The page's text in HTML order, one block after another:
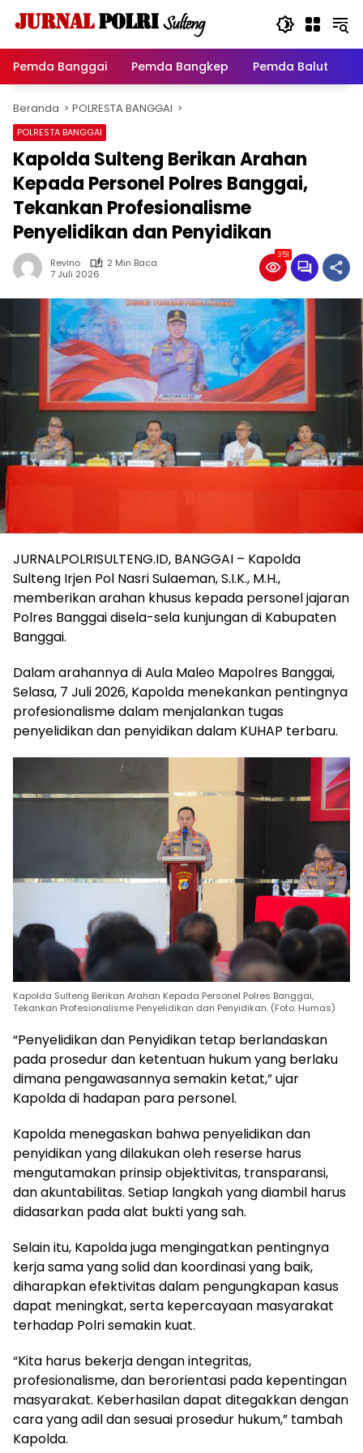
Pemda Banggai
Pemda Bangkep Pemda Balut
Beranda POLRESTA BANGGAI
POLRESTA BANGGAI
Kapolda Sulteng Berikan Arahan
Kepada Personel Polres Banggai,
Tekankan Profesionalisme
Penyelidikan dan Penyidikan
Revino
2 Min Baca
7 Juli 2026
351
JURNALPOLRISULTENG.ID, BANGGAI – Kapolda
Sulteng Irjen Pol Nasri Sulaeman, S.I.K., M.H.,
memberikan arahan khusus kepada personel jajaran
Polres Banggai disela-sela kunjungan di Kabupaten
Banggai.
Dalam arahannya di Aula Maleo Mapolres Banggai,
Selasa, 7 Juli 2026, Kapolda menekankan pentingnya
profesionalisme dalam menjalankan tugas
penyelidikan dan penyidikan dalam KUHAP terbaru.
Kapolda Sulteng Berikan Arahan Kepada Personel Polres Banggai,
Tekankan Profesionalisme Penyelidikan dan Penyidikan. (Foto. Humas)
“Penyelidikan dan Penyidikan tetap berlandaskan
pada prosedur dan ketentuan hukum yang berlaku
dimana pengawasannya semakin ketat,” ujar
Kapolda di hadapan para personel.
Kapolda menegaskan bahwa penyelidikan dan
penyidikan yang dilakukan oleh reserse harus
mengutamakan prinsip objektivitas, transparansi,
dan akuntabilitas. Setiap langkah yang diambil harus
didasarkan pada alat bukti yang sah.
Selain itu, Kapolda juga mengingatkan pentingnya
kerja sama yang solid dan koordinasi yang baik,
diharapkan efektivitas dalam pengungkapan kasus
dapat meningkat, serta kepercayaan masyarakat
terhadap Polri semakin kuat.
“Kita harus bekerja dengan integritas,
profesionalisme, dan berorientasi pada kepentingan
masyarakat. Keberhasilan dapat ditegakkan dengan
cara yang adil dan sesuai prosedur hukum,” tambah
Kapolda.